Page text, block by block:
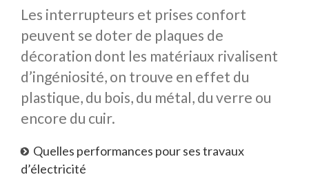
Les interrupteurs et prises confort
peuvent se doter de plaques de
décoration dont les matériaux rivalisent
d’ingéniosité, on trouve en effet du
plastique, du bois, du métal, du verre ou
encore du cuir.
Quelles performances pour ses travaux
d’électricité